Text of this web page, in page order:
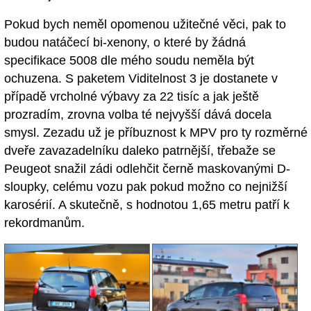
Pokud bych neměl opomenou užitečné věci, pak to
budou natáčecí bi-xenony, o které by žádná
specifikace 5008 dle mého soudu neměla být
ochuzena. S paketem Viditelnost 3 je dostanete v
případě vrcholné výbavy za 22 tisíc a jak ještě
prozradím, zrovna volba té nejvyšší dává docela
smysl. Zezadu už je příbuznost k MPV pro ty rozměrné
dveře zavazadelníku daleko patrnější, třebaže se
Peugeot snažil zádi odlehčit černě maskovanými D-
sloupky, celému vozu pak pokud možno co nejnižší
karosérií. A skutečně, s hodnotou 1,65 metru patří k
rekordmanům.